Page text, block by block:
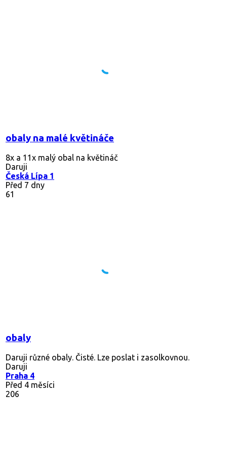
obaly na malé květináče
8x a 11x malý obal na květináč
Daruji
Česká Lípa 1
Před 7 dny
61
obaly
Daruji různé obaly. Čisté. Lze poslat i zasolkovnou.
Daruji
Praha 4
Před 4 měsíci
206